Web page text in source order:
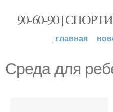
90-60-90 |
главная
Среда для